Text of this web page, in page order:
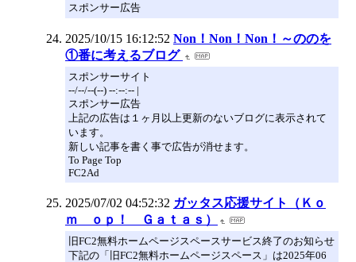
スポンサー広告
2025/10/15 16:12:52 Non！Non！Non！～ののを
①番に考えるブログ
スポンサーサイト
--/--/--(--) --:--:-- |
スポンサー広告
上記の広告は１ヶ月以上更新のないブログに表示されて
います。
新しい記事を書く事で広告が消せます。
To Page Top
FC2Ad
2025/07/02 04:52:32 ガッタス応援サイト（Ｋｏ
ｍ ｏｐ！ Ｇａｔａｓ）
旧FC2無料ホームページスペースサービス終了のお知らせ
下記の「旧FC2無料ホームページスペース」は2025年06